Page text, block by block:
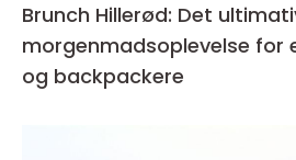
Brunch Hillerød: Det
morgenmadsoplevelse for
og backpackere